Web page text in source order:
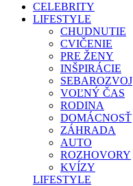
CELEBRITY
LIFESTYLE
CHUDNUTIE
CVIČENIE
PRE ŽENY
INŠPIRÁCIE
SEBAROZVOJ
VOĽNÝ ČAS
RODINA
DOMÁCNOSŤ
ZÁHRADA
AUTO
ROZHOVORY
KVÍZY
LIFESTYLE